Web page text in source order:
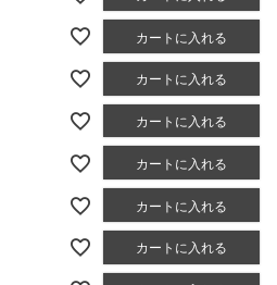
カートに入れる
カートに入れる
カートに入れる
カートに入れる
カートに入れる
カートに入れる